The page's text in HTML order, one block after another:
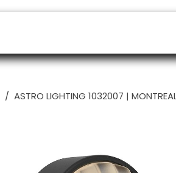
ASTRO LIGHTING 1032007 |